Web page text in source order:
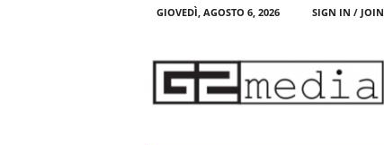
GIOVEDÌ, AGOSTO 6, 2026 SIGN IN / JOIN